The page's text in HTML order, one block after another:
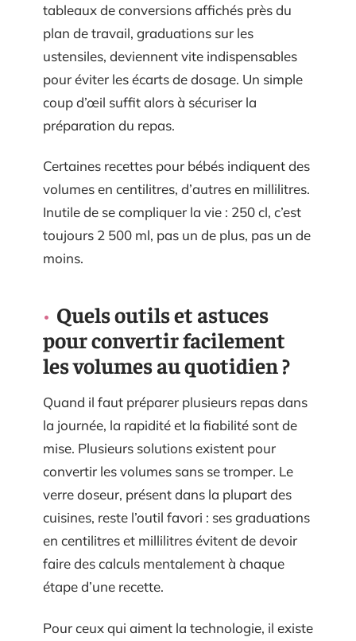
tableaux de conversions affichés près du
plan de travail, graduations sur les
ustensiles, deviennent vite indispensables
pour éviter les écarts de dosage. Un simple
coup d’œil suffit alors à sécuriser la
préparation du repas.
Certaines recettes pour bébés indiquent des
volumes en centilitres, d’autres en millilitres.
Inutile de se compliquer la vie : 250 cl, c’est
toujours 2 500 ml, pas un de plus, pas un de
moins.
Quels outils et astuces
pour convertir facilement
les volumes au quotidien ?
Quand il faut préparer plusieurs repas dans
la journée, la rapidité et la fiabilité sont de
mise. Plusieurs solutions existent pour
convertir les volumes sans se tromper. Le
verre doseur, présent dans la plupart des
cuisines, reste l’outil favori : ses graduations
en centilitres et millilitres évitent de devoir
faire des calculs mentalement à chaque
étape d’une recette.
Pour ceux qui aiment la technologie, il existe